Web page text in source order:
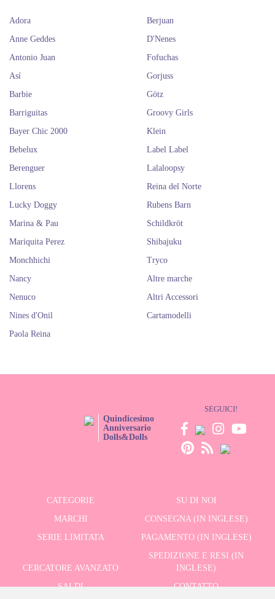
Adora
Anne Geddes
Antonio Juan
Así
Barbie
Barriguitas
Bayer Chic 2000
Bebelux
Berenguer
Berjuan
D'Nenes
Fofuchas
Gorjuss
Götz
Groovy Girls
Klein
Label Label
Lalaloopsy
Llorens
Lucky Doggy
Marina & Pau
Mariquita Perez
Monchhichi
Nancy
Nenuco
Nines d'Onil
Paola Reina
Reina del Norte
Rubens Barn
Schildkröt
Shibajuku
Tryco
Altre marche
Altri Accessori
Cartamodelli
Quindicesimo
Anniversario
Dolls&Dolls
SEGUICI!
CATEGORIE
SU DI NOI
MARCHI
CONSEGNA (IN INGLESE)
SERIE LIMITATA
PAGAMENTO (IN INGLESE)
CERCATORE AVANZATO
SPEDIZIONE E RESI (IN
INGLESE)
SALDI
CONTATTO